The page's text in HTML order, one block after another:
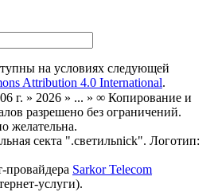
на условиях следующей
Attribution 4.0 International.
г. » 2026 » ... » ∞ Копирование и
разрешено без ограничений.
желательна.
секта ".светильnick". Логотип:
провайдера Sarkor Telecom
услуги).